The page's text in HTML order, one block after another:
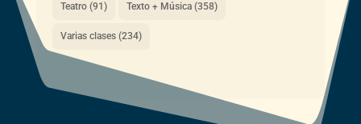
Teatro(91) Texto + Música(358)
Varias clases(234)